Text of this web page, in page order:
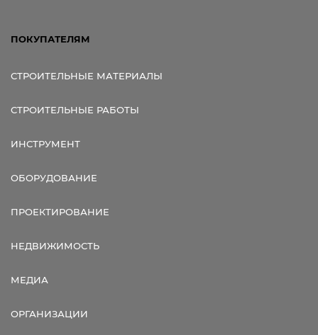
ПОКУПАТЕЛЯМ
СТРОИТЕЛЬНЫЕ МАТЕРИАЛЫ
СТРОИТЕЛЬНЫЕ РАБОТЫ
ИНСТРУМЕНТ
ОБОРУДОВАНИЕ
ПРОЕКТИРОВАНИЕ
НЕДВИЖИМОСТЬ
МЕДИА
ОРГАНИЗАЦИИ